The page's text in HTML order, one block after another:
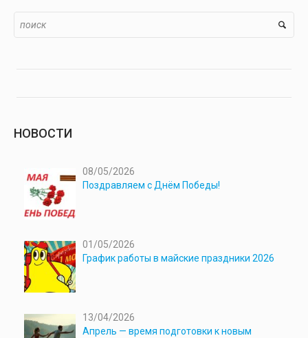
НОВОСТИ
08/05/2026
Поздравляем с Днём Победы!
01/05/2026
График работы в майские праздники 2026
13/04/2026
Апрель — время подготовки к новым